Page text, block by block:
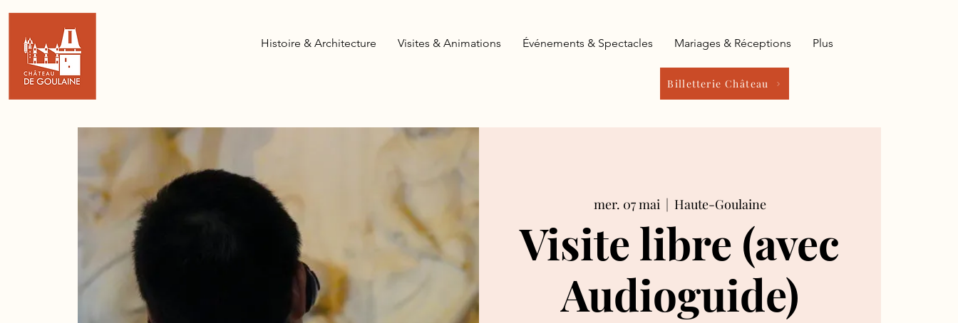
Billetterie Château
Histoire & Architecture Visites & Animations Événements & Spectacles Mariages & Réceptions Plus
mer. 07 mai
  |
Haute-Goulaine
Visite libre (avec
Audioguide)